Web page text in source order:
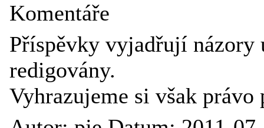
Komentáře
Příspěvky vyjadřují názory
redigovány.
Vyhrazujeme si však